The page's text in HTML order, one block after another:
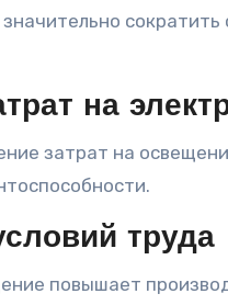
на
затрат на
труда
повышает